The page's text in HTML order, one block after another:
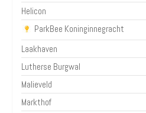
Helicon
ParkBee Koninginnegracht
Laakhaven
Lutherse Burgwal
Malieveld
Markthof